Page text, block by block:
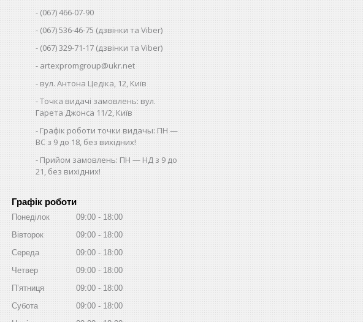
(067) 466-07-90
(067) 536-46-75 (дзвінки та Viber)
(067) 329-71-17 (дзвінки та Viber)
artexpromgroup@ukr.net
вул. Антона Цедіка, 12, Київ
Точка видачі замовлень: вул.
Гарета Джонса 11/2, Київ
Графік роботи точки видачы: ПН —
ВС з 9 до 18, без вихідних!
Прийом замовлень: ПН — НД з 9 до
21, без вихідних!
Графік роботи
Понеділок 09:00
18:00
Вівторок
09:00
18:00
Середа
09:00
18:00
Четвер
09:00
18:00
Пʼятниця
09:00
18:00
Субота
09:00
18:00